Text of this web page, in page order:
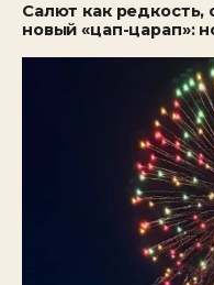
Салют как
новый «цап-царап»: